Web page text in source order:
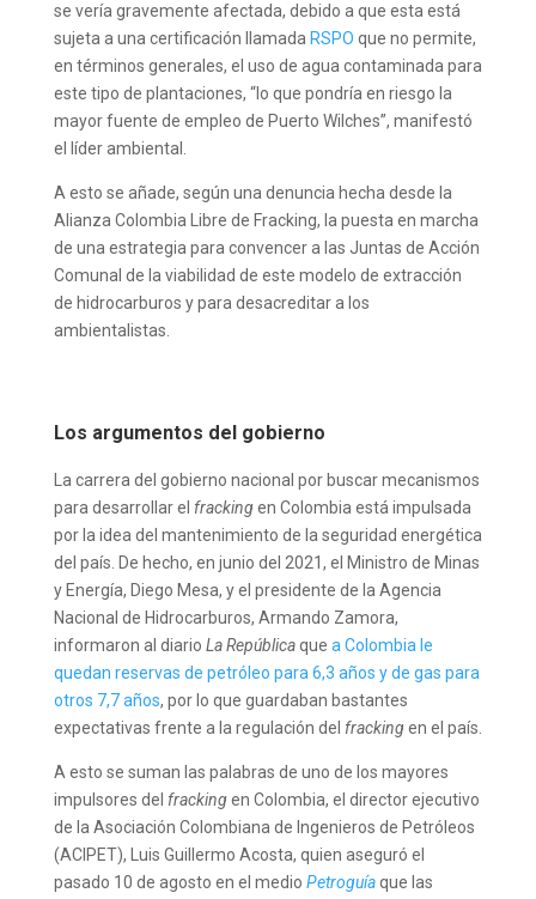
se vería gravemente afectada, debido a que esta está
sujeta a una certificación llamada RSPO que no permite,
en términos generales, el uso de agua contaminada para
este tipo de plantaciones, “lo que pondría en riesgo la
mayor fuente de empleo de Puerto Wilches”, manifestó
el líder ambiental.
A esto se añade, según una denuncia hecha desde la
Alianza Colombia Libre de Fracking, la puesta en marcha
de una estrategia para convencer a las Juntas de Acción
Comunal de la viabilidad de este modelo de extracción
de hidrocarburos y para desacreditar a los
ambientalistas.
Los argumentos del gobierno
La carrera del gobierno nacional por buscar mecanismos
para desarrollar el frackingen Colombia está impulsada
por la idea del mantenimiento de la seguridad energética
del país. De hecho, en junio del 2021, el Ministro de Minas
y Energía, Diego Mesa, y el presidente de la Agencia
Nacional de Hidrocarburos, Armando Zamora,
informaron al diario La Repúblicaque a Colombia le
quedan reservas de petróleo para 6,3 años y de gas para
otros 7,7 años, por lo que guardaban bastantes
expectativas frente a la regulación del frackingen el país.
A esto se suman las palabras de uno de los mayores
impulsores del frackingen Colombia, el director ejecutivo
de la Asociación Colombiana de Ingenieros de Petróleos
(ACIPET), Luis Guillermo Acosta, quien aseguró el
pasado 10 de agosto en el medio Petroguíaque las